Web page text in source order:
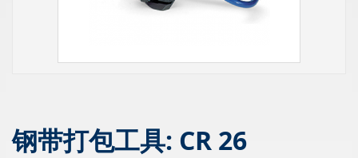
钢带打包工具: CR 26